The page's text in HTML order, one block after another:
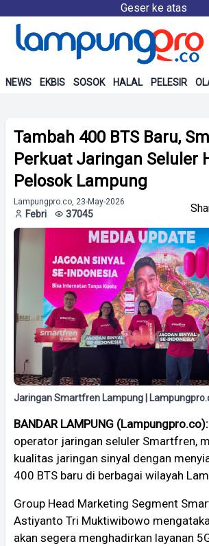
Geser ke atas
NEWS EKBIS SOSOK HALAL PELESIR
Tambah 400 BTS Baru,
Perkuat Jaringan Seluler
Pelosok Lampung
Lampungpro.co, 23-May-2026
Febri 37045
Jaringan Smartfren Lampung |
BANDAR LAMPUNG (Lampungpro.co):
operator jaringan seluler Smartfren,
kualitas jaringan sinyal dengan
400 BTS baru di berbagai wilayah
Group Head Marketing Segment
Astiyanto Tri Muktiwibowo
akan segera menghadirkan layanan